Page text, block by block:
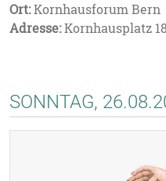
Ort:Kornhausforum Bern
Adresse:Kornhausplatz
SONNTAG,